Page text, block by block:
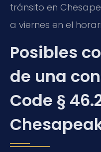
tránsito en
a viernes en el
Posibles
de una
Code §